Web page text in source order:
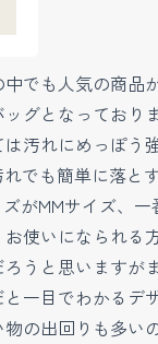
でも人気の商品
グとなってお
汚れにめっぽ
でも簡単に落と
がMMサイズ、
いになられる
うと思います
一目でわかるデ
の出回りも多い